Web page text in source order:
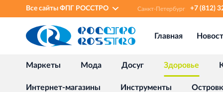
Все сайты ФПГ РОССТРО Санкт‐Петербург +7 (812)
Главная
Маркеты Мода Досуг Здоровье
Интернет-магазины Инструменты